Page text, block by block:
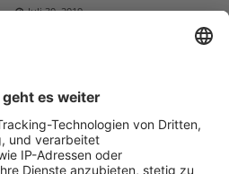
Juli 30, 2019